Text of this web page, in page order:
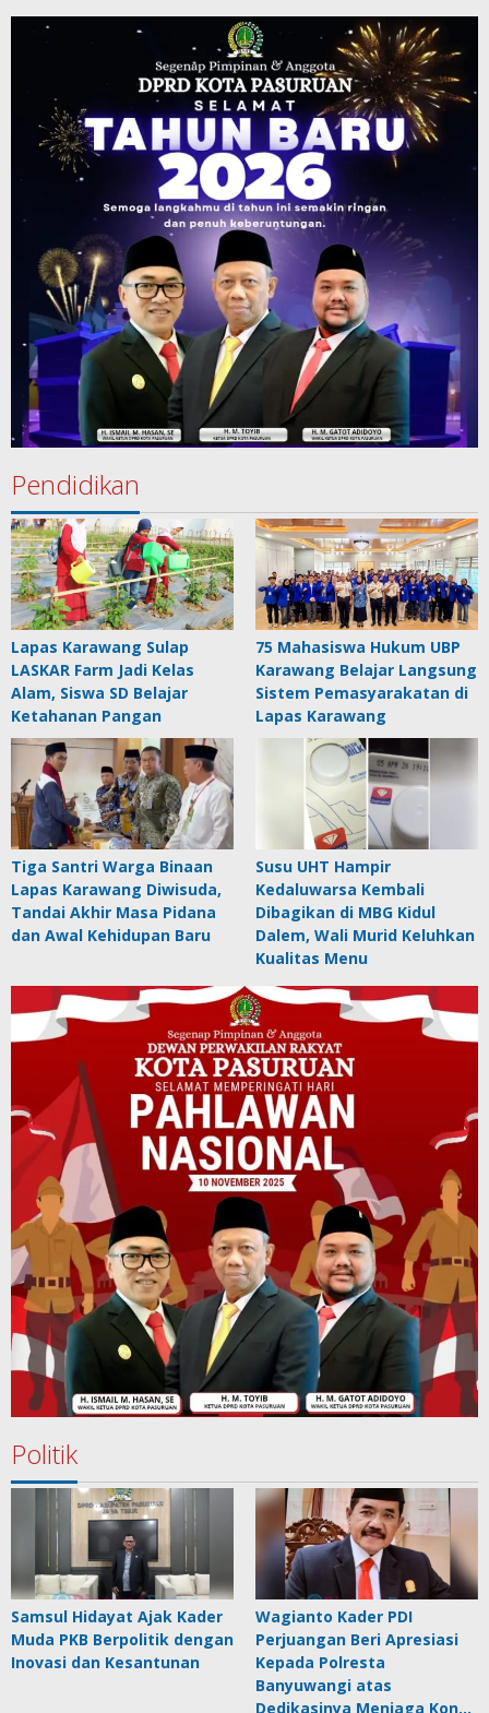
Pendidikan
Lapas Karawang Sulap
LASKAR Farm Jadi Kelas
Alam, Siswa SD Belajar
Ketahanan Pangan
75 Mahasiswa Hukum UBP
Karawang Belajar Langsung
Sistem Pemasyarakatan di
Lapas Karawang
Tiga Santri Warga Binaan
Lapas Karawang Diwisuda,
Tandai Akhir Masa Pidana
dan Awal Kehidupan Baru
Susu UHT Hampir
Kedaluwarsa Kembali
Dibagikan di MBG Kidul
Dalem, Wali Murid Keluhkan
Kualitas Menu
Politik
Samsul Hidayat Ajak Kader
Muda PKB Berpolitik dengan
Inovasi dan Kesantunan
Wagianto Kader PDI
Perjuangan Beri Apresiasi
Kepada Polresta
Banyuwangi atas
Dedikasinya Menjaga Kon…